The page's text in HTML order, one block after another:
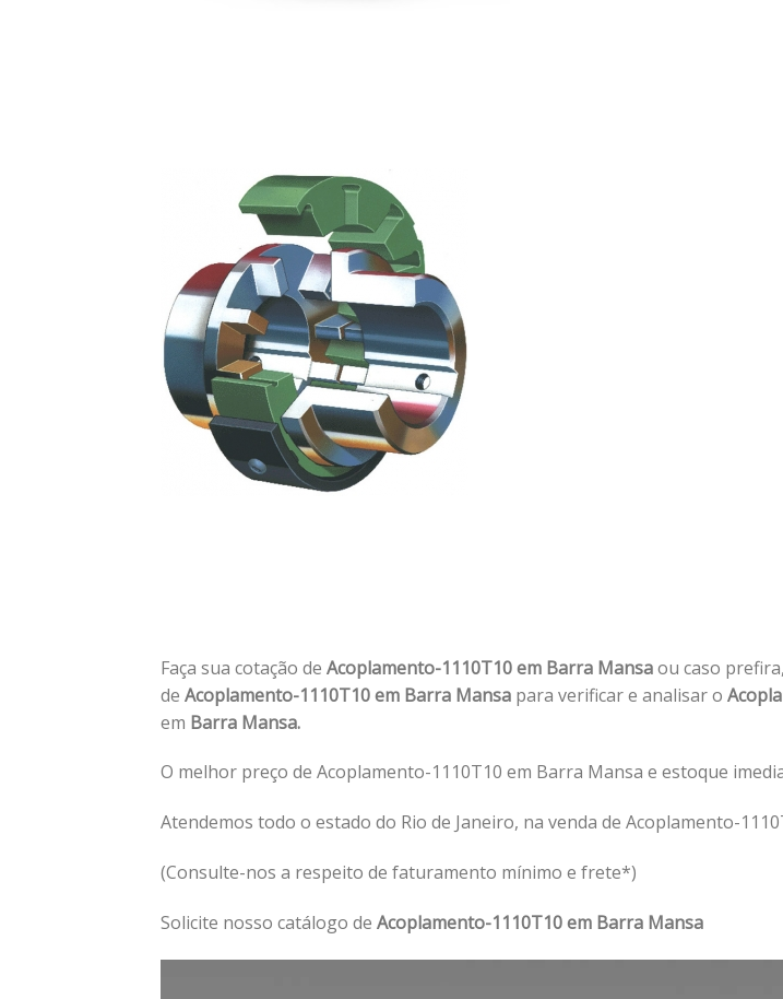
Faça sua cotação de Acoplamento-1110T10 em Barra Mansaou caso
de Acoplamento-1110T10 em Barra Mansa para verificar e analisar o
em Barra Mansa.
O melhor preço de Acoplamento-1110T10 em Barra Mansa e estoque
Atendemos todo o estado do Rio de Janeiro, na venda de Acoplamento-
(Consulte-nos a respeito de faturamento mínimo e frete*)
Solicite nosso catálogo de Acoplamento-1110T10 em Barra Mansa